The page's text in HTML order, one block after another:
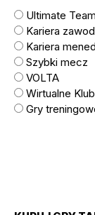
Ultimate Team
Kariera
Kariera
Szybki mecz
VOLTA
Wirtualne
Gry